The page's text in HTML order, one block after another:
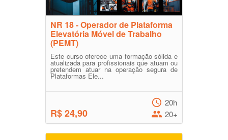
NR 18 - Operador de Plataforma
Elevatória Móvel de Trabalho
(PEMT)
Este curso oferece uma formação sólida e
atualizada para profissionais que atuam ou
pretendem atuar na operação segura de
Plataformas Ele...
R$ 24,90
20h
20+